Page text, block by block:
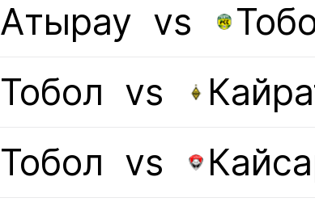
Атырау vs
Тобол vs
Тобол vs